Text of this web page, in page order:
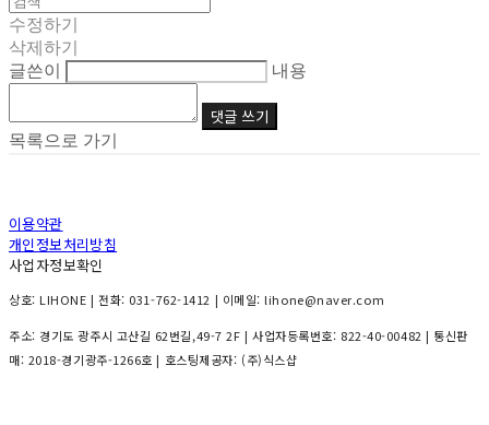
수정하기
삭제하기
글쓴이
내용
댓글 쓰기
목록으로 가기
이용약관
개인정보처리방침
사업자정보확인
상호: LIHONE | 전화: 031-762-1412 | 이메일: lihone@naver.com
주소: 경기도 광주시 고산길 62번길,49-7 2F | 사업자등록번호: 822-40-00482 | 통신판
매: 2018-경기광주-1266호 | 호스팅제공자: (주)식스샵